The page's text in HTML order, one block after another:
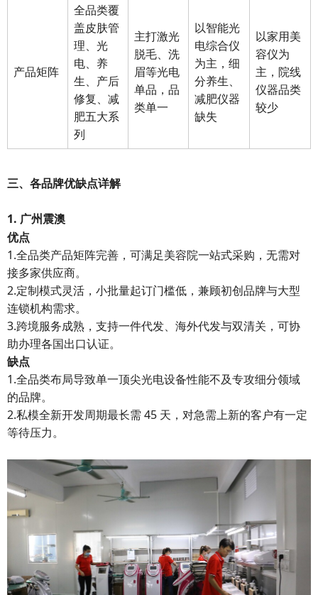
产品矩阵
全品类覆
盖皮肤管
理、光
电、养
生、产后
修复、减
肥五大系
列
主打激光
脱毛、洗
眉等光电
单品，品
类单一
以智能光
电综合仪
为主，细
分养生、
减肥仪器
缺失
以家用美
容仪为
主，院线
仪器品类
较少
三、各品牌优缺点详解
1. 广州震澳
优点
1.全品类产品矩阵完善，可满足美容院一站式采购，无需对
接多家供应商。
2.定制模式灵活，小批量起订门槛低，兼顾初创品牌与大型
连锁机构需求。
3.跨境服务成熟，支持一件代发、海外代发与双清关，可协
助办理各国出口认证。
缺点
1.全品类布局导致单一顶尖光电设备性能不及专攻细分领域
的品牌。
2.私模全新开发周期最长需 45 天，对急需上新的客户有一定
等待压力。